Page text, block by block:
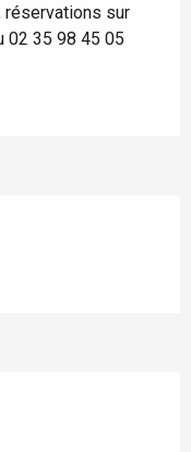
réservations sur
02 35 98 45 05